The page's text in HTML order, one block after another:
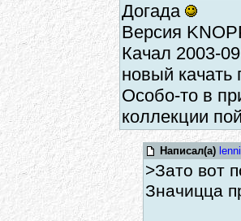
Догада
Версия
Качал 2003-
новый
Особо-то в
коллекции
Написал(а) lenni
>Зато вот
Значицца